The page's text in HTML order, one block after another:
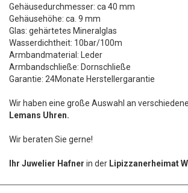
Gehäusedurchmesser: ca 40 mm
Gehäusehöhe: ca. 9 mm
Glas: gehärtetes Mineralglas
Wasserdichtheit: 10bar/100m
Armbandmaterial: Leder
Armbandschließe: Dornschließe
Garantie: 24Monate Herstellergarantie
Wir haben eine große Auswahl an
Lemans Uhren.
Wir beraten Sie gerne!
Ihr Juwelier Hafner in der Lipizzanerheimat